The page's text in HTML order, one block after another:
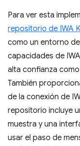
Para ver esta
repositorio de IWA
como un entorno
capacidades de
alta confianza
También
de la conexión de
repositorio incluye
muestra y una
usar el paso de